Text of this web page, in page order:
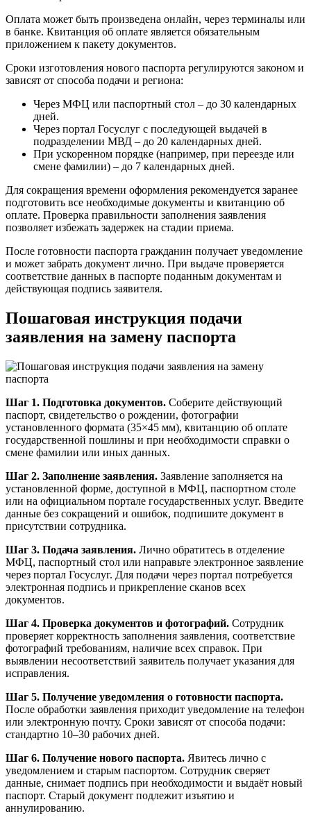
Оплата может быть произведена онлайн, через терминалы или
в банке. Квитанция об оплате является обязательным
приложением к пакету документов.
Сроки изготовления нового паспорта регулируются законом и
зависят от способа подачи и региона:
Через МФЦ или паспортный стол – до 30 календарных
дней.
Через портал Госуслуг с последующей выдачей в
подразделении МВД – до 20 календарных дней.
При ускоренном порядке (например, при переезде или
смене фамилии) – до 7 календарных дней.
Для сокращения времени оформления рекомендуется заранее
подготовить все необходимые документы и квитанцию об
оплате. Проверка правильности заполнения заявления
позволяет избежать задержек на стадии приема.
После готовности паспорта гражданин получает уведомление
и может забрать документ лично. При выдаче проверяется
соответствие данных в паспорте поданным документам и
действующая подпись заявителя.
Пошаговая инструкция подачи
заявления на замену паспорта
Шаг 1. Подготовка документов. Соберите действующий
паспорт, свидетельство о рождении, фотографии
установленного формата (35×45 мм), квитанцию об оплате
государственной пошлины и при необходимости справки о
смене фамилии или иных данных.
Шаг 2. Заполнение заявления. Заявление заполняется на
установленной форме, доступной в МФЦ, паспортном столе
или на официальном портале государственных услуг. Введите
данные без сокращений и ошибок, подпишите документ в
присутствии сотрудника.
Шаг 3. Подача заявления. Лично обратитесь в отделение
МФЦ, паспортный стол или направьте электронное заявление
через портал Госуслуг. Для подачи через портал потребуется
электронная подпись и прикрепление сканов всех
документов.
Шаг 4. Проверка документов и фотографий. Сотрудник
проверяет корректность заполнения заявления, соответствие
фотографий требованиям, наличие всех справок. При
выявлении несоответствий заявитель получает указания для
исправления.
Шаг 5. Получение уведомления о готовности паспорта.
После обработки заявления приходит уведомление на телефон
или электронную почту. Сроки зависят от способа подачи:
стандартно 10–30 рабочих дней.
Шаг 6. Получение нового паспорта. Явитесь лично с
уведомлением и старым паспортом. Сотрудник сверяет
данные, снимает подпись при необходимости и выдаёт новый
паспорт. Старый документ подлежит изъятию и
аннулированию.